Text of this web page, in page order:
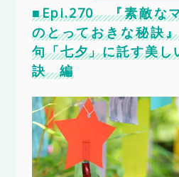
■Epi.270 『素敵な
のとっておきな秘訣
句「七夕」に託す美し
訣 編